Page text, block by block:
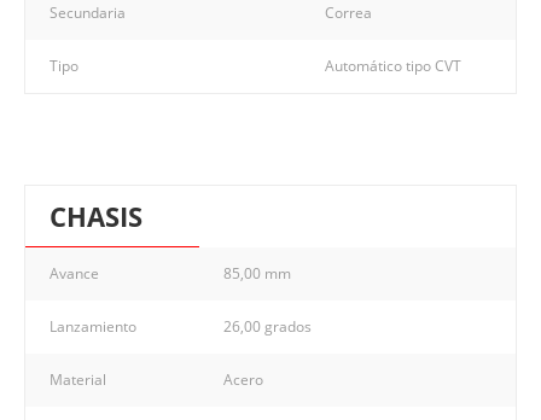
Secundaria Correa
Tipo Automático tipo CVT
CHASIS
Avance 85,00 mm
Lanzamiento 26,00 grados
Material Acero